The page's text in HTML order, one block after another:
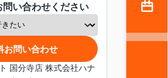
問い合わせください
お問い合わせ
国分寺店 株式会社ハナ